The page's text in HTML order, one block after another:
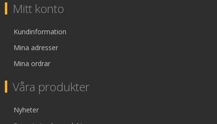
Mitt konto
Kundinformation
Mina adresser
Mina ordrar
Våra produkter
Nyheter